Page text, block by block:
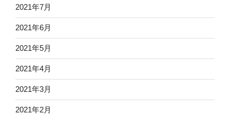
2021年7月
2021年6月
2021年5月
2021年4月
2021年3月
2021年2月